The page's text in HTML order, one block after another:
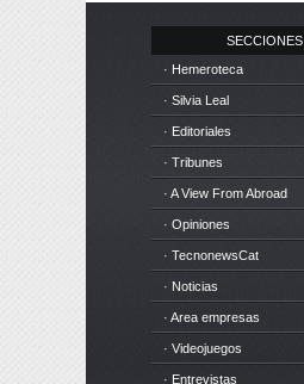
SECCIONES
· Hemeroteca
· Silvia Leal
· Editoriales
· Tribunes
· A View From Abroad
· Opiniones
· TecnonewsCat
· Noticias
· Area empresas
· Videojuegos
· Entrevistas